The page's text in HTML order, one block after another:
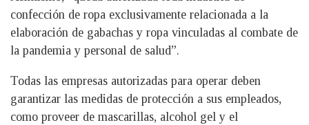
confección de ropa exclusivamente relacionada a la
elaboración de gabachas y ropa vinculadas al combate de
la pandemia y personal de salud”.
Todas las empresas autorizadas para operar deben
garantizar las medidas de protección a sus empleados,
como proveer de mascarillas, alcohol gel y el